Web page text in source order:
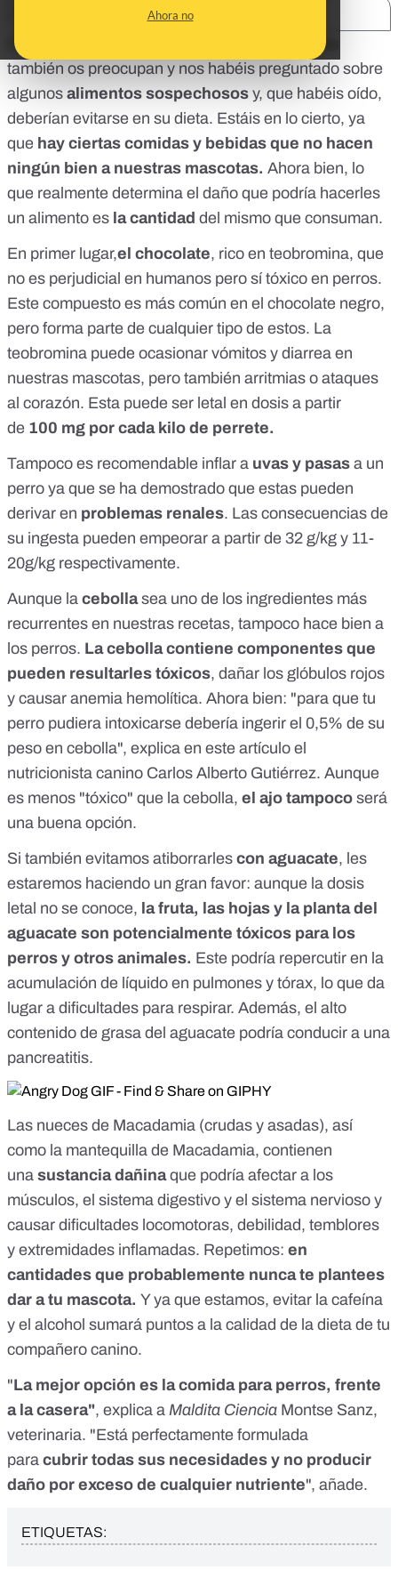
Ahora no
Como mejores amigos del hombre, los perretes
también os preocupan y nos habéis preguntado sobre
algunos alimentos sospechosos y, que habéis oído,
deberían evitarse en su dieta. Estáis en lo cierto, ya
que hay ciertas comidas y bebidas que no hacen
ningún bien a nuestras mascotas. Ahora bien, lo
que realmente determina el daño que podría hacerles
un alimento es la cantidad del mismo que consuman.
En primer lugar,el chocolate, rico en teobromina, que
no es perjudicial en humanos pero sí tóxico en perros.
Este compuesto es más común en el chocolate negro,
pero forma parte de cualquier tipo de estos. La
teobromina puede ocasionar vómitos y diarrea en
nuestras mascotas, pero también arritmias o ataques
al corazón. Esta puede ser letal en dosis a partir
de 100 mg por cada kilo de perrete.
Tampoco es recomendable inflar a uvas y pasas a un
perro ya que se ha demostrado que estas pueden
derivar en problemas renales. Las consecuencias de
su ingesta pueden empeorar a partir de 32 g/kg y 11-
20g/kg respectivamente.
Aunque la cebollasea uno de los ingredientes más
recurrentes en nuestras recetas, tampoco hace bien a
los perros. La cebolla contiene componentes que
pueden resultarles tóxicos, dañar los glóbulos rojos
y causar anemia hemolítica. Ahora bien: "para que tu
perro pudiera intoxicarse debería ingerir el 0,5% de su
peso en cebolla", explica en este artículo el
nutricionista canino Carlos Alberto Gutiérrez. Aunque
es menos "tóxico" que la cebolla, el ajo tampoco será
una buena opción.
Si también evitamos atiborrarles con aguacate, les
estaremos haciendo un gran favor: aunque la dosis
letal no se conoce, la fruta, las hojas y la planta del
aguacate son potencialmente tóxicos para los
perros y otros animales. Este podría repercutir en la
acumulación de líquido en pulmones y tórax, lo que da
lugar a dificultades para respirar. Además, el alto
contenido de grasa del aguacate podría conducir a una
pancreatitis.
Las nueces de Macadamia (crudas y asadas), así
como la mantequilla de Macadamia, contienen
una sustancia dañinaque podría afectar a los
músculos, el sistema digestivo y el sistema nervioso y
causar dificultades locomotoras, debilidad, temblores
y extremidades inflamadas. Repetimos: en
cantidades que probablemente nunca te plantees
dar a tu mascota. Y ya que estamos, evitar la cafeína
y el alcohol sumará puntos a la calidad de la dieta de tu
compañero canino.
"La mejor opción es la comida para perros, frente
a la casera", explica a Maldita Ciencia Montse Sanz,
veterinaria. "Está perfectamente formulada
para cubrir todas sus necesidades y no producir
daño por exceso de cualquier nutriente", añade.
ETIQUETAS: